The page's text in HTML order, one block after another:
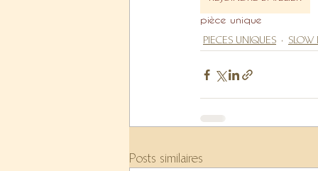
pièce unique
PIECES UNIQUES SLOW
Posts similaires